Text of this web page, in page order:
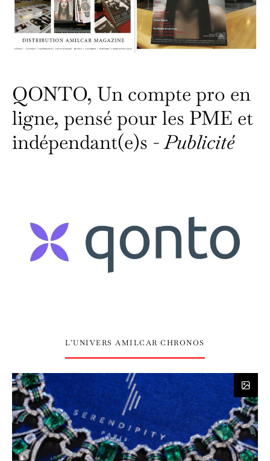
QONTO, Un compte pro en
ligne, pensé pour les PME et
indépendant(e)s -Publicité
L’UNIVERS AMILCAR CHRONOS